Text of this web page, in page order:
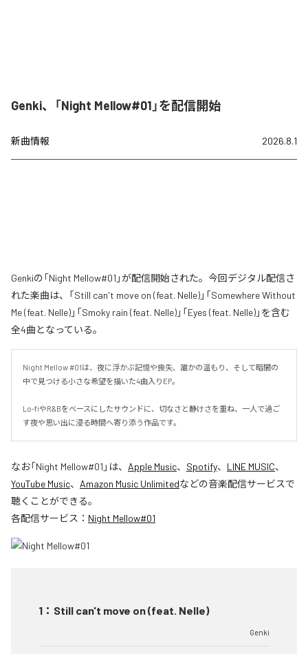
Genki、「Night Mellow#01」を配信開始
新曲情報 2026.8.1
Genkiの「Night Mellow#01」が配信開始された。今回デジタル配信さ
れた楽曲は、「Still can't move on (feat. Nelle)」「Somewhere Without
Me (feat. Nelle)」「Smoky rain (feat. Nelle)」「Eyes (feat. Nelle)」を含む
全4曲となっている。
Night Mellow #01は、夜に浮かぶ記憶や喪失、誰かの温もり、そして暗闇の
中で見つける小さな希望を描いた4曲入りEP。
Lo-fiやR&Bをベースにしたサウンドに、切なさと静けさを重ね、一人で過ご
す夜や思い出に浸る時間へ寄り添う作品です。
なお「Night Mellow#01 」は、 Apple Music、 Spotify、 LINE MUSIC、
YouTube Music、 Amazon Music Unlimitedなどの音楽配信サービスで
聴くことができる。
各配信サービス： Night Mellow#01
1 ： Still can't move on (feat. Nelle)
Genki